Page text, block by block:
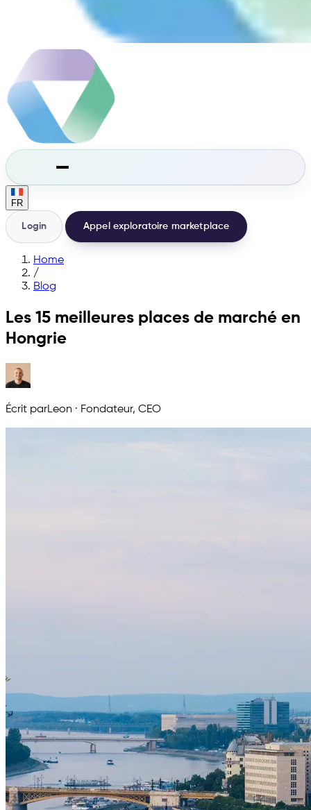
FR
Login Appel exploratoire marketplace
Home
/
Blog
Les 15 meilleures places de marché en
Hongrie
Écrit parLeon · Fondateur, CEO